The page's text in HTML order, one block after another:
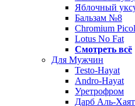
Яблочный
Бальзам №8
Chromium
Lotus No Fat
Смотреть всё
Для Мужчин
Testo-Hayat
Andro-Hayat
Уретрофром
Дарб Аль-Хаят